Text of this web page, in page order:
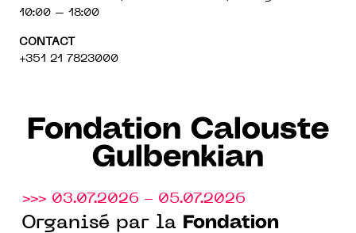
10:00 – 18:00
CONTACT
+351 21 7823000
Fondation Calouste
Gulbenkian
>>> 03.07.2026 - 05.07.2026
Organisé par la
Fondation